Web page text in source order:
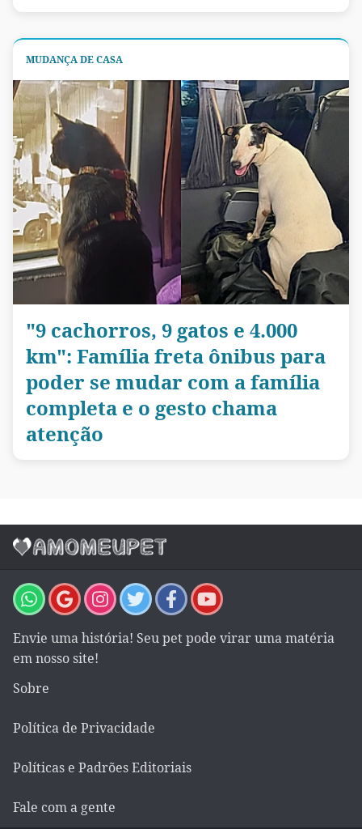
MUDANÇA DE CASA
"9 cachorros, 9 gatos e 4.000
km": Família freta ônibus para
poder se mudar com a família
completa e o gesto chama
atenção
Envie uma história! Seu pet pode virar uma matéria
em nosso site!
Sobre
Política de Privacidade
Políticas e Padrões Editoriais
Fale com a gente